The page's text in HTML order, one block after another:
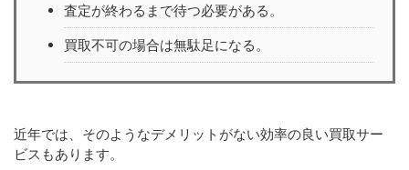
査定が終わるまで待つ必要がある。
買取不可の場合は無駄足になる。
近年では、そのようなデメリットがない効率の良い買取サー
ビスもあります。